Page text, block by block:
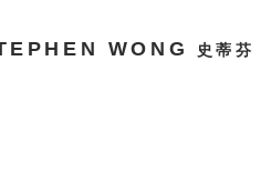
WONG 史蒂芬